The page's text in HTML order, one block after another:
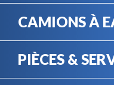
CAMIONS À
PIÈCES &